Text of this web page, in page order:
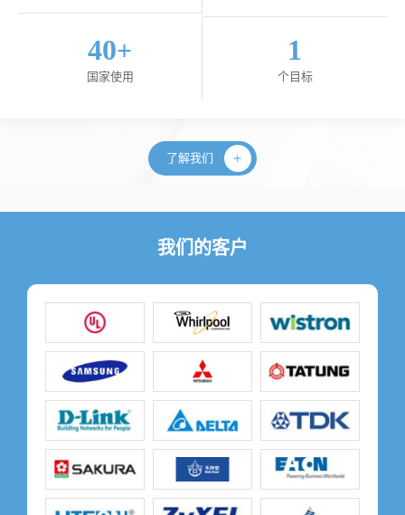
40+
国家使用
1
个目标
了解我们
我们的客户